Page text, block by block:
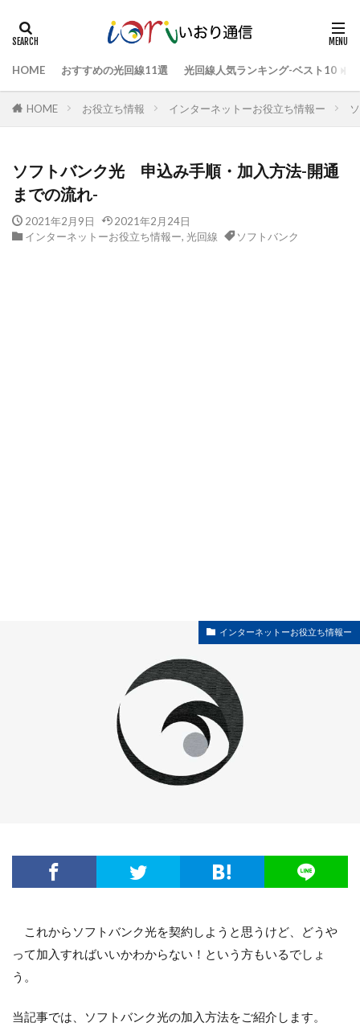
HOME おすすめの光回線11選 光回線人気ランキング-ベスト10
HOME お役立ち情報 インターネットーお役立ち情報ー
ソフトバンク光 申込み手順・加入方法-開通
までの流れ-
2021年2月9日
2021年2月24日
インターネットーお役立ち情報ー, 光回線 ソフトバンク
インターネットーお役立ち情報ー
これからソフトバンク光を契約しようと思うけど、どうや
って加入すればいいかわからない！という方もいるでしょ
う。
当記事では、ソフトバンク光の加入方法をご紹介します。